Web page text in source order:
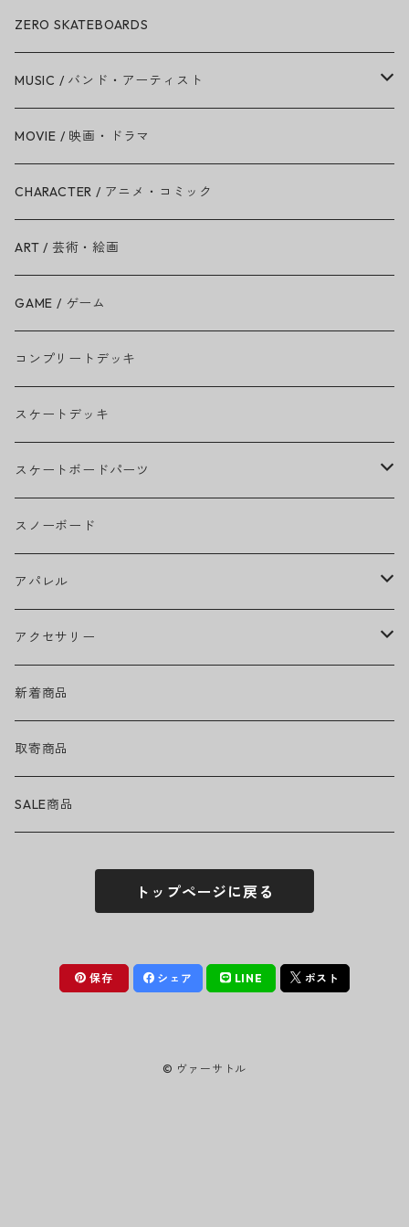
ZERO SKATEBOARDS
MUSIC / バンド・アーティスト
Amy Winehouse
Ariana Grande
BAD RELIGION
BEASTIE BOYS
THE BEATLES
BILLIE EILISH
BOB MARLEY
CAMILA CABELLO
Ed Sheeran
EMINEM
GREEN DAY
GUNS N' ROSES
LADY GAGA
MICHAEL JACKSON
MY CHEMICAL ROMANCE
MOVIE / 映画・ドラマ
CHARACTER / アニメ・コミック
ART / 芸術・絵画
GAME / ゲーム
コンプリートデッキ
スケートデッキ
スケートボードパーツ
グリップテープ
ウィール
ベアリング
トラック
ヘルメット・プロテクター
アクセサリー・小物
スノーボード
アパレル
ヘッドウェア
キャップ
ハット
ネックウェア
トップス
Tシャツ・ロングTシャツ
ボトムス
パンツ・ズボン
アクセサリー
ハードグッズ
バッグ・ポーチ
サングラス
フィギュア
新着商品
取寄商品
SALE商品
トップページに戻る
保存 シェア LINE ポスト
© ヴァーサトル